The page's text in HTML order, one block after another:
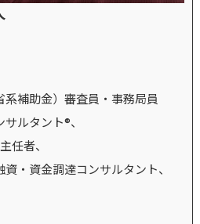
補助金）審査員・事務局員
ルタント®、
任者、
・資金調達コンサルタント、